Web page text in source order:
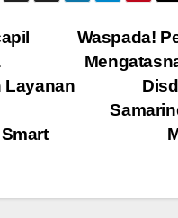
Waspada!
Layanan